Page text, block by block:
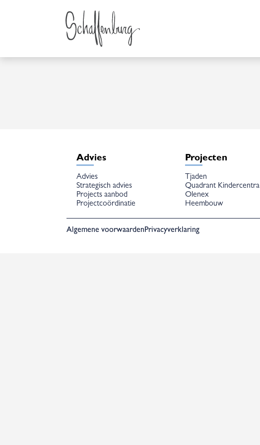
Advies
Advies
Strategisch advies
Projects aanbod
Projectcoördinatie
Projecten
Tjaden
Quadrant Kindercentra
Olenex
Heembouw
Algemene voorwaardenPrivacyverklaring